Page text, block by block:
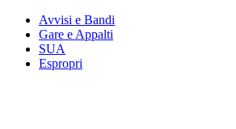
Avvisi e Bandi
Gare e Appalti
SUA
Espropri